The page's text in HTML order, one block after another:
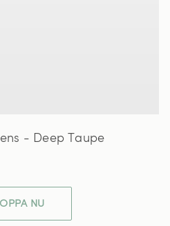
- Deep Taupe
NU